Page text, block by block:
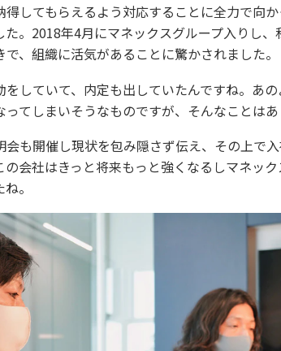
してもらえるよう対応することに全力で向
。2018年4月にマネックスグループ入りし、
、組織に活気があることに驚かされました。
していて、内定も出していたんですね。あ
てしまいそうなものですが、そんなことはあ
も開催し現状を包み隠さず伝え、その上で
会社はきっと将来もっと強くなるしマネッ
。